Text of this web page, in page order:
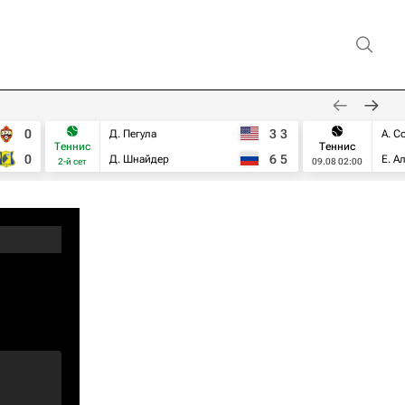
0
0
Теннис
2-й сет
Д. Пегула
Д. Шнайдер
3 3
6 5
Теннис
09.08 02:00
А.
Е.